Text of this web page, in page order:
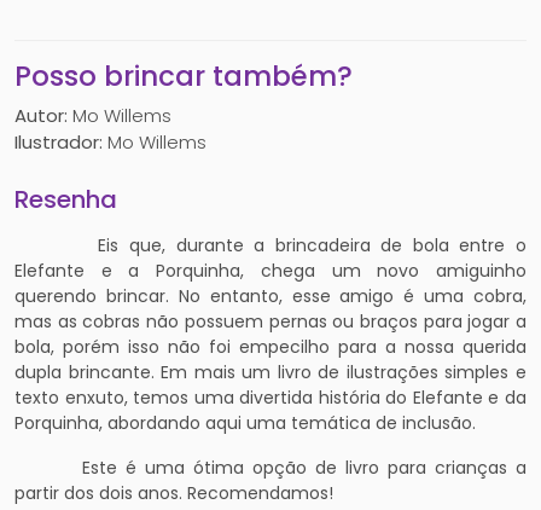
Posso brincar também?
Autor: Mo Willems
Ilustrador: Mo Willems
Resenha
Eis que, durante a brincadeira de bola entre o
Elefante e a Porquinha, chega um novo amiguinho
querendo brincar. No entanto, esse amigo é uma cobra,
mas as cobras não possuem pernas ou braços para jogar a
bola, porém isso não foi empecilho para a nossa querida
dupla brincante. Em mais um livro de ilustrações simples e
texto enxuto, temos uma divertida história do Elefante e da
Porquinha, abordando aqui uma temática de inclusão.
Este é uma ótima opção de livro para crianças a
partir dos dois anos. Recomendamos!